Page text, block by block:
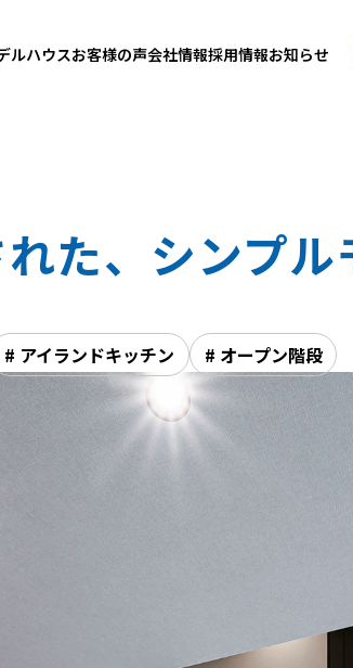
ルハウスお客様の声会社情報採用情報お知らせ
た、シンプル
# アイランドキッチン # オープン階段